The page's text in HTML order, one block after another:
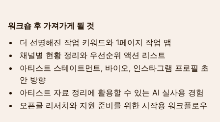
워크숍 후 가져가게 될 것
더 선명해진 작업 키워드와 1페이지 작업 맵
채널별 현황 정리와 우선순위 액션 리스트
아티스트 스테이트먼트, 바이오, 인스타그램 프로필 초
안 방향
아티스트 자료 정리에 활용할 수 있는 AI 실사용 경험
오픈콜 리서치와 지원 준비를 위한 시작용 워크플로우